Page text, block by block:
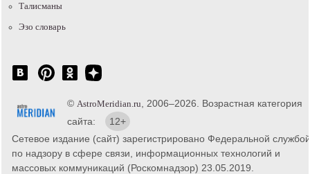
Талисманы
Эзо словарь
© AstroMeridian.ru , 2006–2026. Возрастная категория
сайта:
12+
Сетевое издание (сайт) зарегистрировано Федеральной службой
по надзору в сфере связи, информационных технологий и
массовых коммуникаций (Роскомнадзор) 23.05.2019.